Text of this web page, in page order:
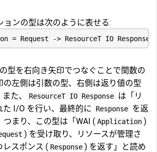
ョンの型は次のように表せる:
型を右向き矢印でつなぐことで関数の
の左側は引数の型、右側は返り値の型
た、
ResourceT IO Response は「リ
た I/O を行い、最終的に
Response を返
つまり、この型は「WAI ( Application )
) を受け取り、リソースが管理さ
レスポンス ( Response ) を返す」と読め